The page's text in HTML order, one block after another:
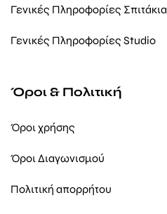
Γενικές Πληροφορίες Σπιτάκια
Γενικές Πληροφορίες Studio
Όροι & Πολιτική
Όροι χρήσης
Όροι Διαγωνισμού
Πολιτική απορρήτου